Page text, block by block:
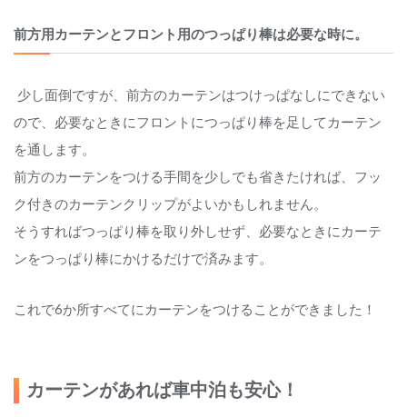
前方用カーテンとフロント用のつっぱり棒は必要な時に。
少し面倒ですが、前方のカーテンはつけっぱなしにできない
ので、必要なときにフロントにつっぱり棒を足してカーテン
を通します。
前方のカーテンをつける手間を少しでも省きたければ、フッ
ク付きのカーテンクリップがよいかもしれません。
そうすればつっぱり棒を取り外しせず、必要なときにカーテ
ンをつっぱり棒にかけるだけで済みます。
これで6か所すべてにカーテンをつけることができました！
カーテンがあれば車中泊も安心！